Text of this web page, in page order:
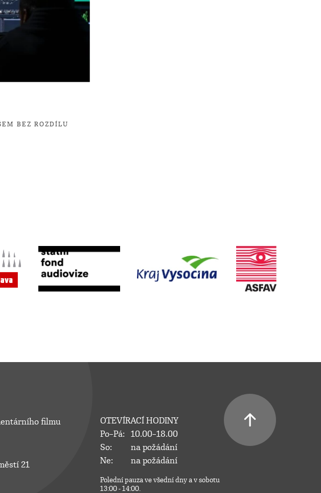
BEZ ROZDÍLU
filmu
21
OTEVÍRACÍ HODINY
Po–Pá:
10.00–18.00
So:
na požádání
Ne:
na požádání
Polední pauza ve všední dny a v sobotu
13:00 - 14:00.